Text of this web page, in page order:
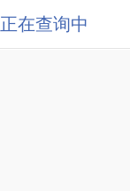
正在查询中